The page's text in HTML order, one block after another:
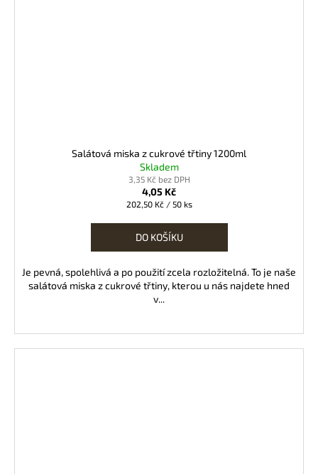
Salátová miska z cukrové třtiny 1200ml
Skladem
3,35 Kč bez DPH
4,05 Kč
Měrná
202,50 Kč / 50 ks
DO KOŠÍKU
Je pevná, spolehlivá a po použití zcela rozložitelná. To je naše
salátová miska z cukrové třtiny, kterou u nás najdete hned
v...